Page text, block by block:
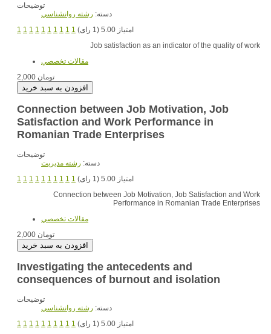
توضیحات
دسته: رشته روانشناسي
1 1 1 1 1 1 1 1 1 1
امتیاز 5.00 (1 رای)
Job satisfaction as an indicator of the quality of work
مقالات تخصصي
2,000 تومان
Connection between Job Motivation, Job
Satisfaction and Work Performance in
Romanian Trade Enterprises
توضیحات
دسته: رشته مديريت
1 1 1 1 1 1 1 1 1 1
امتیاز 5.00 (1 رای)
Connection between Job Motivation, Job Satisfaction and Work
Performance in Romanian Trade Enterprises
مقالات تخصصي
2,000 تومان
Investigating the antecedents and
consequences of burnout and isolation
توضیحات
دسته: رشته روانشناسي
1 1 1 1 1 1 1 1 1 1
امتیاز 5.00 (1 رای)